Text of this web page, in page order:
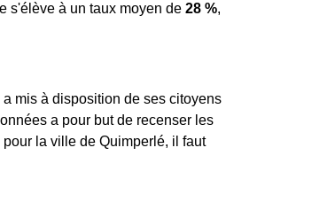
s'élève à un taux moyen de 28 %,
a mis à disposition de ses citoyens
a pour but de recenser les
la ville de Quimperlé, il faut